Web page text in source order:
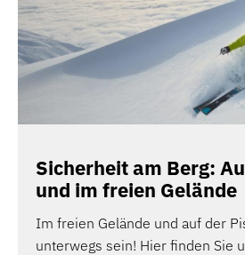
Sicherheit am Berg:
und im freien Gelände
Im freien Gelände und auf der
unterwegs sein! Hier finden Sie